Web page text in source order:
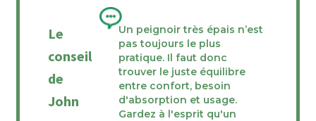
Le
conseil
de
John
Un peignoir très épais n’est
pas toujours le plus
pratique. Il faut donc
trouver le juste équilibre
entre confort, besoin
d'absorption et usage.
Gardez à l'esprit qu'un